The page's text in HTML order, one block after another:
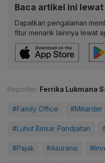
Baca artikel ini
Dapatkan pengalaman
fitur menarik lainnya lewat
Reporter: Ferrika Lukmana
#Family Office #Miliarder
#Luhut Binsar Pandjaitan
#Pajak #Asuransi